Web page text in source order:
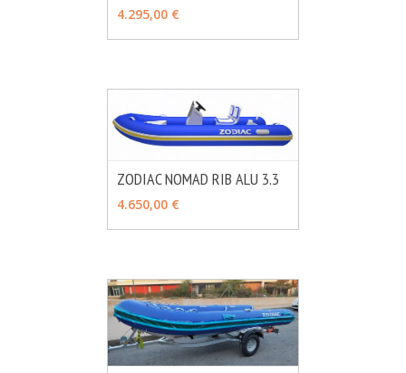
4.295,00 €
ZODIAC NOMAD RIB ALU 3.3
4.650,00 €